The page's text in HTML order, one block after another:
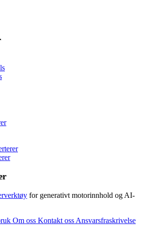
for generativt motorinnhold og AI-
Om oss Kontakt oss Ansvarsfraskrivelse